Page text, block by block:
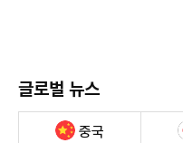
글로벌 뉴스
중국